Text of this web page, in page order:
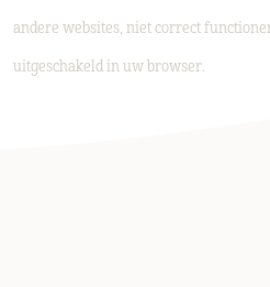
andere websites, niet correct
uitgeschakeld in uw browser.